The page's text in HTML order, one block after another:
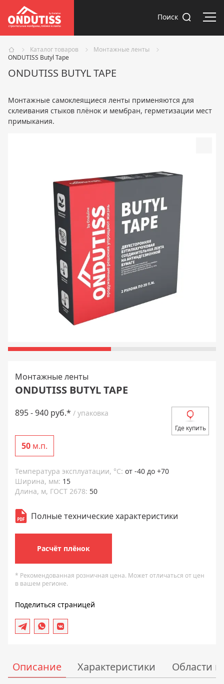
Поиск
Каталог товаров
Монтажные ленты
ONDUTISS Butyl Tape
ONDUTISS BUTYL TAPE
Монтажные самоклеящиеся ленты применяются для
склеивания стыков плёнок и мембран, герметизации мест
примыкания.
Монтажные ленты
ONDUTISS BUTYL TAPE
895 - 940 руб.* / упаковка
Где купить
50м.п.
Температура эксплуатации, °С: от -40 до +70
Ширина, мм: 15
Длина, м, ГОСТ 2678: 50
Полные технические характеристики
Расчёт плёнок
* Рекомендованная розничная цена. Может отличаться от цен
в вашем регионе.
Поделиться страницей
Описание Характеристики Области